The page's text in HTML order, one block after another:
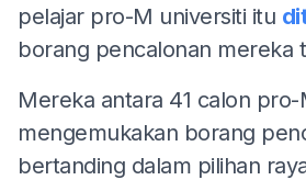
pelajar pro-M universiti itu
borang pencalonan mereka
Mereka antara 41 calon pro-
mengemukakan borang
bertanding dalam pilihan